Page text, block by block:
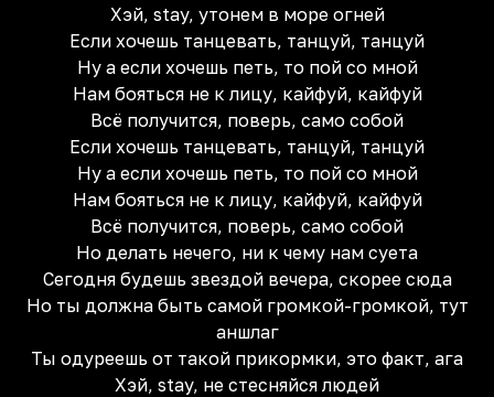
Хэй, stay, утонем в море огней
Если хочешь танцевать, танцуй, танцуй
Ну а если хочешь петь, то пой со мной
Нам бояться не к лицу, кайфуй, кайфуй
Всё получится, поверь, само собой
Если хочешь танцевать, танцуй, танцуй
Ну а если хочешь петь, то пой со мной
Нам бояться не к лицу, кайфуй, кайфуй
Всё получится, поверь, само собой
Но делать нечего, ни к чему нам суета
Сегодня будешь звездой вечера, скорее сюда
Но ты должна быть самой громкой-громкой, тут
аншлаг
Ты одуреешь от такой прикормки, это факт, ага
Хэй, stay, не стесняйся людей